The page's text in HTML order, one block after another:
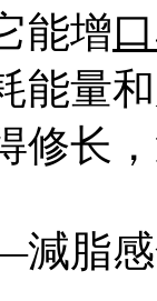
能增
能量
修长
脂感